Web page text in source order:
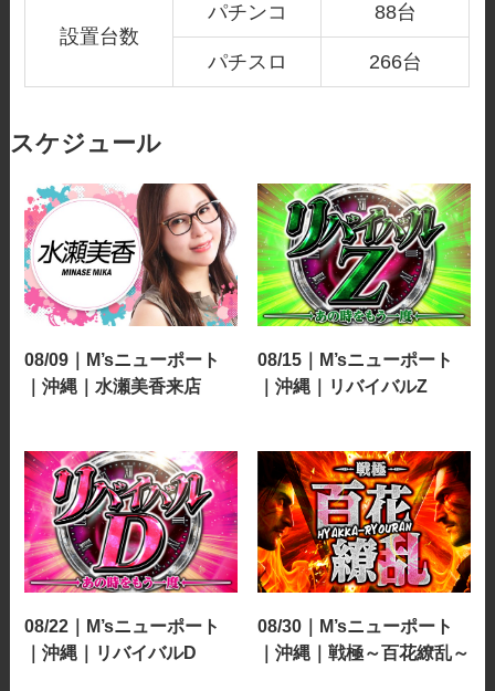
設置台数
パチンコ 88台
パチスロ 266台
スケジュール
08/09｜M’sニューポート
｜沖縄｜水瀬美香来店
08/15｜M’sニューポート
｜沖縄｜リバイバルZ
08/22｜M’sニューポート
｜沖縄｜リバイバルD
08/30｜M’sニューポート
｜沖縄｜戦極～百花繚乱～